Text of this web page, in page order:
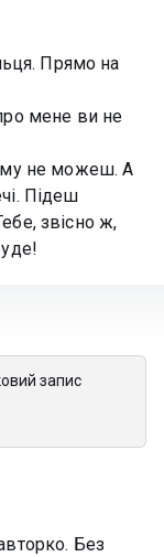
Прямо на
мене ви не
не можеш. А
Підеш
звісно ж,
запис
Без